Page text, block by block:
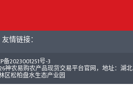
友情链接：
备2023001251号-3
神农易购农产品现货交易平台官网，地址：湖北
区松柏盘水生态产业园